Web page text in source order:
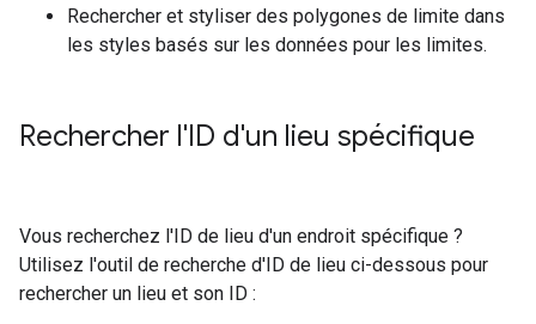
Rechercher et styliser des polygones de limite dans
les styles basés sur les données pour les limites.
Rechercher l'ID d'un lieu spécifique
Vous recherchez l'ID de lieu d'un endroit spécifique ?
Utilisez l'outil de recherche d'ID de lieu ci-dessous pour
rechercher un lieu et son ID :